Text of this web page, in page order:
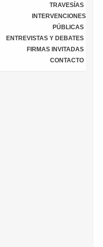
TRAVESÍAS
INTERVENCIONES
PÚBLICAS
ENTREVISTAS Y DEBATES
FIRMAS INVITADAS
CONTACTO